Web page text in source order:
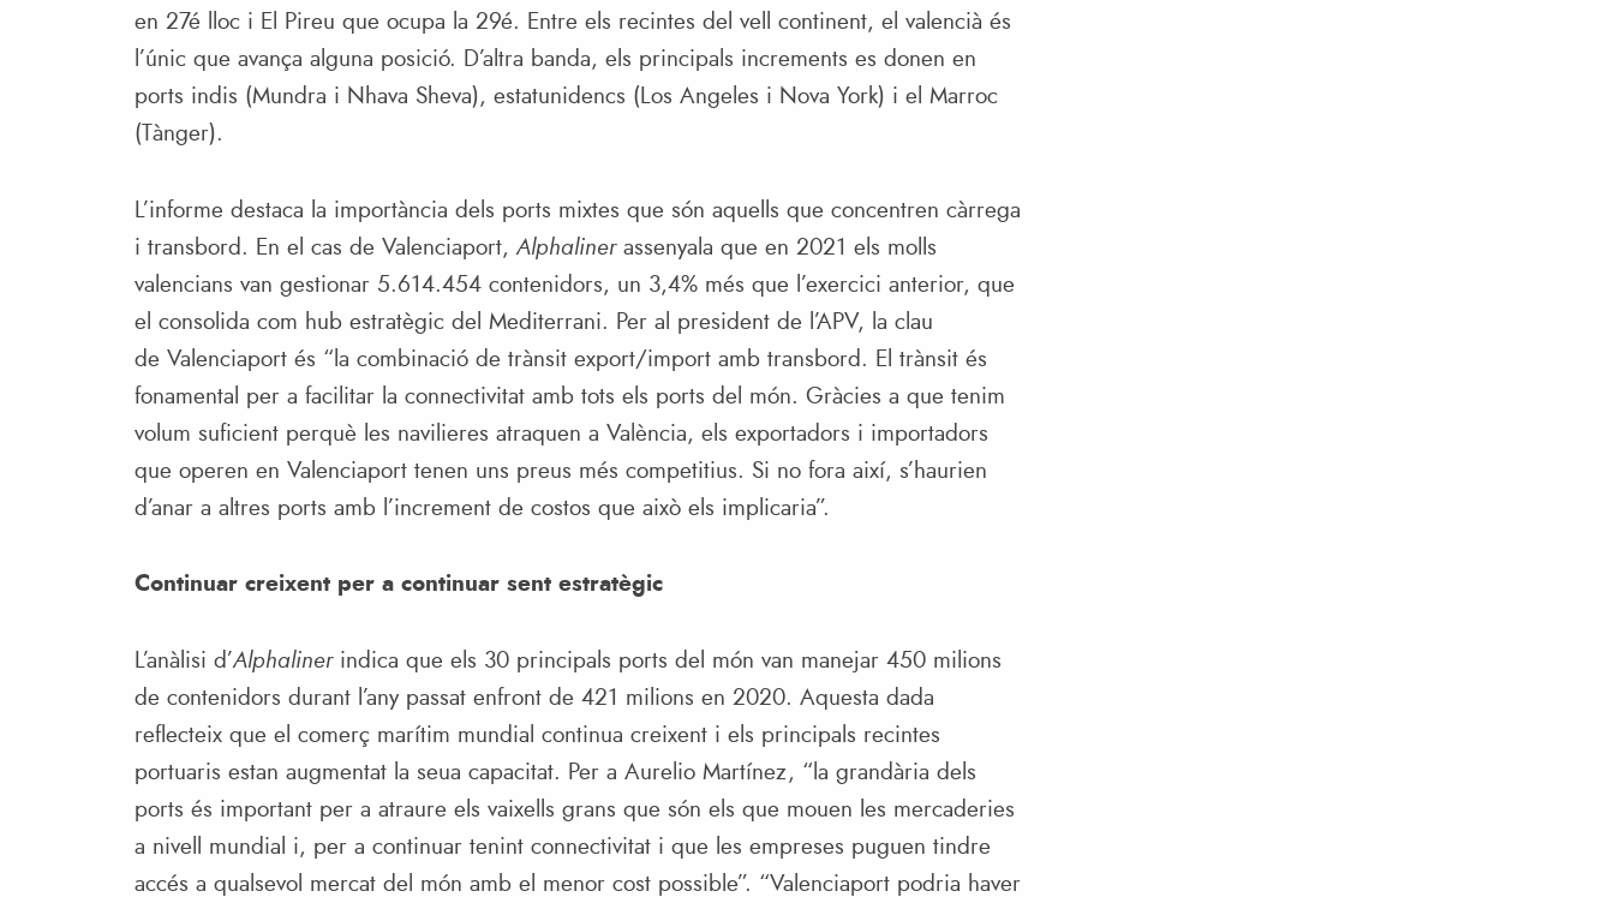
en 27é lloc i El Pireu que ocupa la 29é. Entre els recintes del vell continent, el valencià és
l’únic que avança alguna posició. D’altra banda, els principals increments es donen en
ports indis (Mundra i Nhava Sheva), estatunidencs (Los Angeles i Nova York) i el Marroc
(Tànger).
L’informe destaca la importància dels ports mixtes que són aquells que concentren càrrega
i transbord. En el cas de Valenciaport, Alphalinerassenyala que en 2021 els molls
valencians van gestionar 5.614.454 contenidors, un 3,4% més que l’exercici anterior, que
el consolida com hub estratègic del Mediterrani. Per al president de l’APV, la clau
de Valenciaport és “la combinació de trànsit export/import amb transbord. El trànsit és
fonamental per a facilitar la connectivitat amb tots els ports del món. Gràcies a que tenim
volum suficient perquè les navilieres atraquen a València, els exportadors i importadors
que operen en Valenciaport tenen uns preus més competitius. Si no fora així, s’haurien
d’anar a altres ports amb l’increment de costos que això els implicaria”.
Continuar creixent per a continuar sent estratègic
L’anàlisi d’Alphalinerindica que els 30 principals ports del món van manejar 450 milions
de contenidors durant l’any passat enfront de 421 milions en 2020. Aquesta dada
reflecteix que el comerç marítim mundial continua creixent i els principals recintes
portuaris estan augmentat la seua capacitat. Per a Aurelio Martínez, “la grandària dels
ports és important per a atraure els vaixells grans que són els que mouen les mercaderies
a nivell mundial i, per a continuar tenint connectivitat i que les empreses puguen tindre
accés a qualsevol mercat del món amb el menor cost possible”. “Valenciaport podria haver